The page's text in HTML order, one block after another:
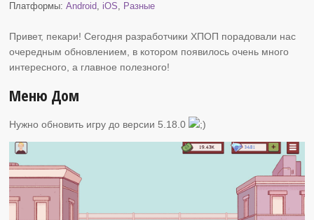
Платформы:Android, iOS, Разные
Привет, пекари! Сегодня разработчики ХПОП порадовали нас
очередным обновлением, в котором появилось очень много
интересного, а главное полезного!
Меню Дом
Нужно обновить игру до версии 5.18.0